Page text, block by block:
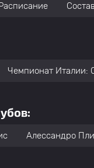
Чемпионат Италии:
Алессандро